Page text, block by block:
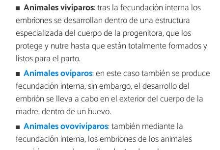
Animales vivíparos: tras la fecundación interna los
embriones se desarrollan dentro de una estructura
especializada del cuerpo de la progenitora, que los
protege y nutre hasta que están totalmente formados y
listos para el parto.
Animales ovíparos: en este caso también se produce
fecundación interna, sin embargo, el desarrollo del
embrión se lleva a cabo en el exterior del cuerpo de la
madre, dentro de un huevo.
Animales ovovivíparos: también mediante la
fecundación interna, los embriones de los animales